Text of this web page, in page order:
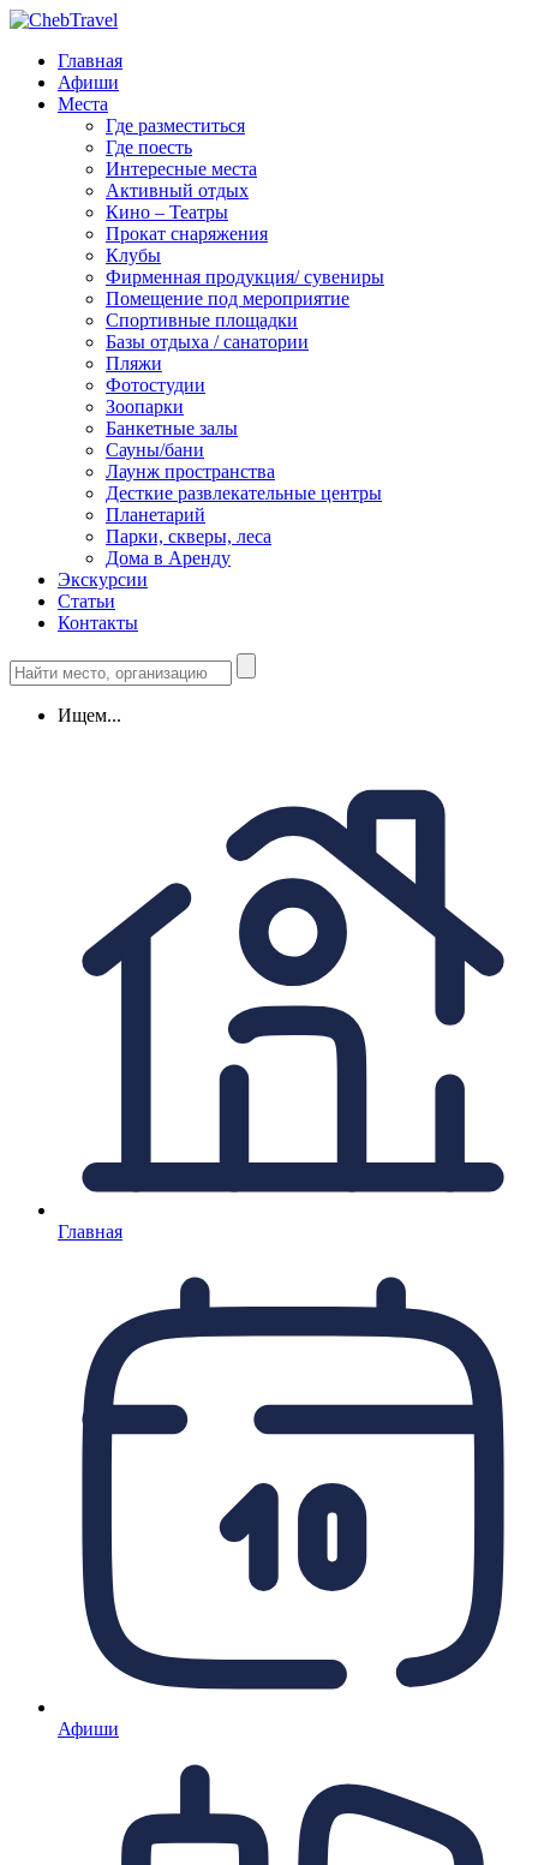
Главная
Афиши
Места
Где разместиться
Где поесть
Интересные места
Активный отдых
Кино – Театры
Прокат снаряжения
Клубы
Фирменная продукция/ сувениры
Помещение под мероприятие
Спортивные площадки
Базы отдыха / санатории
Пляжи
Фотостудии
Зоопарки
Банкетные залы
Сауны/бани
Лаунж пространства
Десткие развлекательные центры
Планетарий
Парки, скверы, леса
Дома в Аренду
Экскурсии
Статьи
Контакты
Ищем...
Главная
Афиши